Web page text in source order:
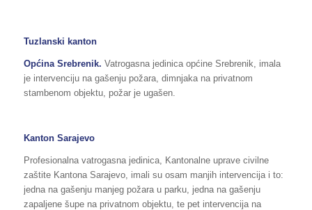
Tuzlanski kanton
Općina Srebrenik. Vatrogasna jedinica općine Srebrenik, imala
je intervenciju na gašenju požara, dimnjaka na privatnom
stambenom objektu, požar je ugašen.
Kanton Sarajevo
Profesionalna vatrogasna jedinica, Kantonalne uprave civilne
zaštite Kantona Sarajevo, imali su osam manjih intervencija i to:
jedna na gašenju manjeg požara u parku, jedna na gašenju
zapaljene šupe na privatnom objektu, te pet intervencija na